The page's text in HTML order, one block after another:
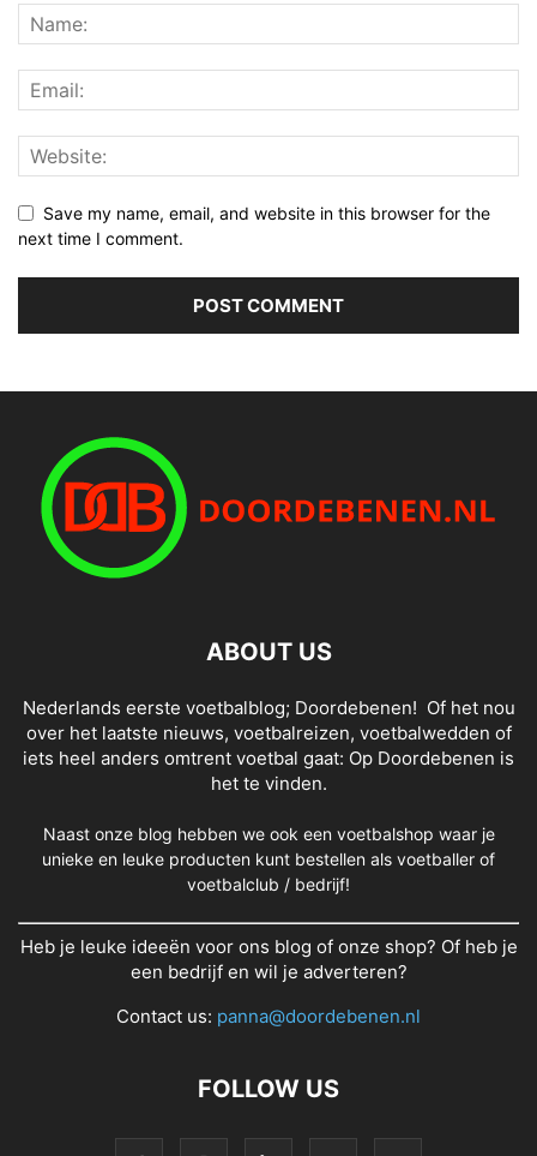
Save my name, email, and website in this browser for the
next time I comment.
ABOUT US
Nederlands eerste voetbalblog; Doordebenen! Of het nou
over het laatste nieuws, voetbalreizen, voetbalwedden of
iets heel anders omtrent voetbal gaat: Op Doordebenen is
het te vinden.
Naast onze blog hebben we ook een voetbalshop waar je
unieke en leuke producten kunt bestellen als voetballer of
voetbalclub / bedrijf!
Heb je leuke ideeën voor ons blog of onze shop? Of heb je
een bedrijf en wil je adverteren?
Contact us: panna@doordebenen.nl
FOLLOW US